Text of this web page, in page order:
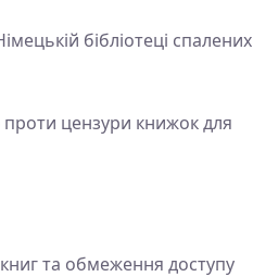
бібліотеці спалених
проти цензури книжок для
книг та обмеження доступу